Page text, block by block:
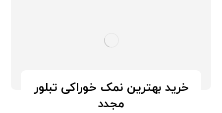
خرید بهترین نمک خوراکی تبلور
مجدد